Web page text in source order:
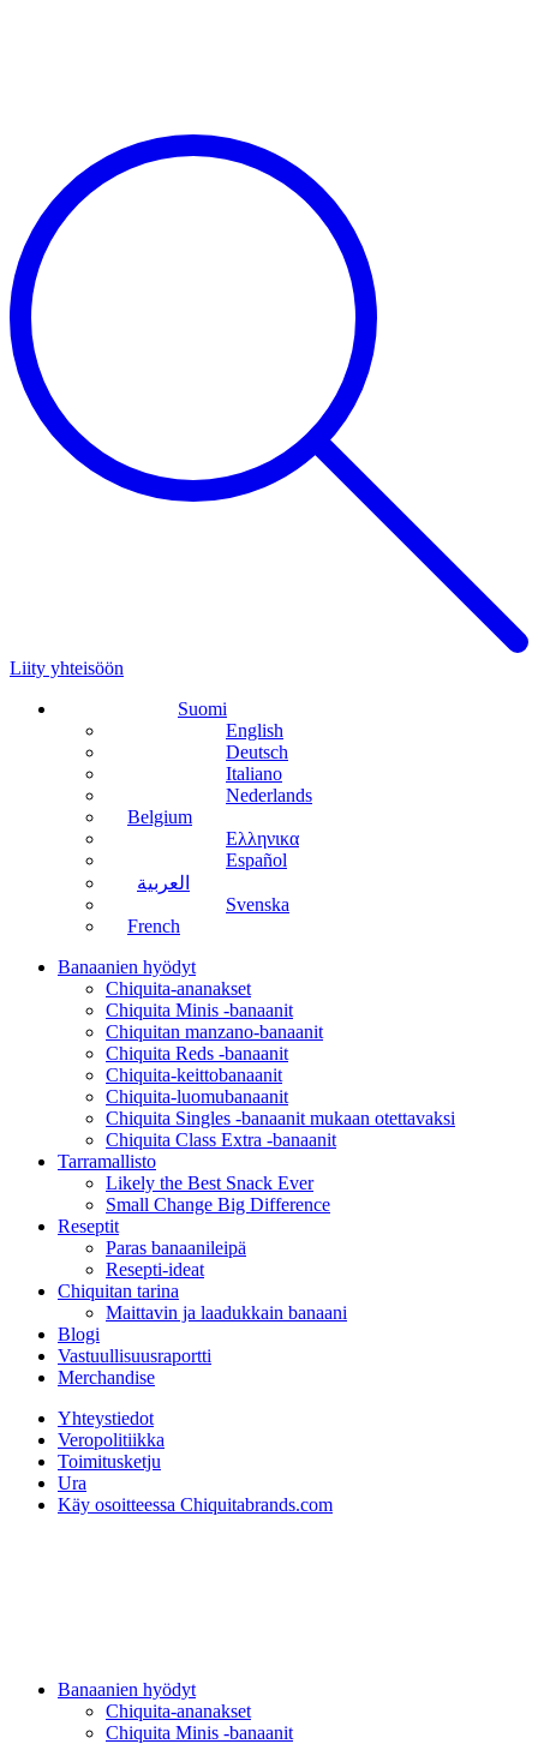
Liity yhteisöön
Suomi
English
Deutsch
Italiano
Nederlands
Belgium
Ελληνικα
Español
العربية
Svenska
French
Banaanien hyödyt
Chiquita-ananakset
Chiquita Minis -banaanit
Chiquitan manzano-banaanit
Chiquita Reds -banaanit
Chiquita-keittobanaanit
Chiquita-luomubanaanit
Chiquita Singles -banaanit mukaan otettavaksi
Chiquita Class Extra -banaanit
Tarramallisto
Likely the Best Snack Ever
Small Change Big Difference
Reseptit
Paras banaanileipä
Resepti-ideat
Chiquitan tarina
Maittavin ja laadukkain banaani
Blogi
Vastuullisuusraportti
Merchandise
Yhteystiedot
Veropolitiikka
Toimitusketju
Ura
Käy osoitteessa Chiquitabrands.com
Banaanien hyödyt
Chiquita-ananakset
Chiquita Minis -banaanit